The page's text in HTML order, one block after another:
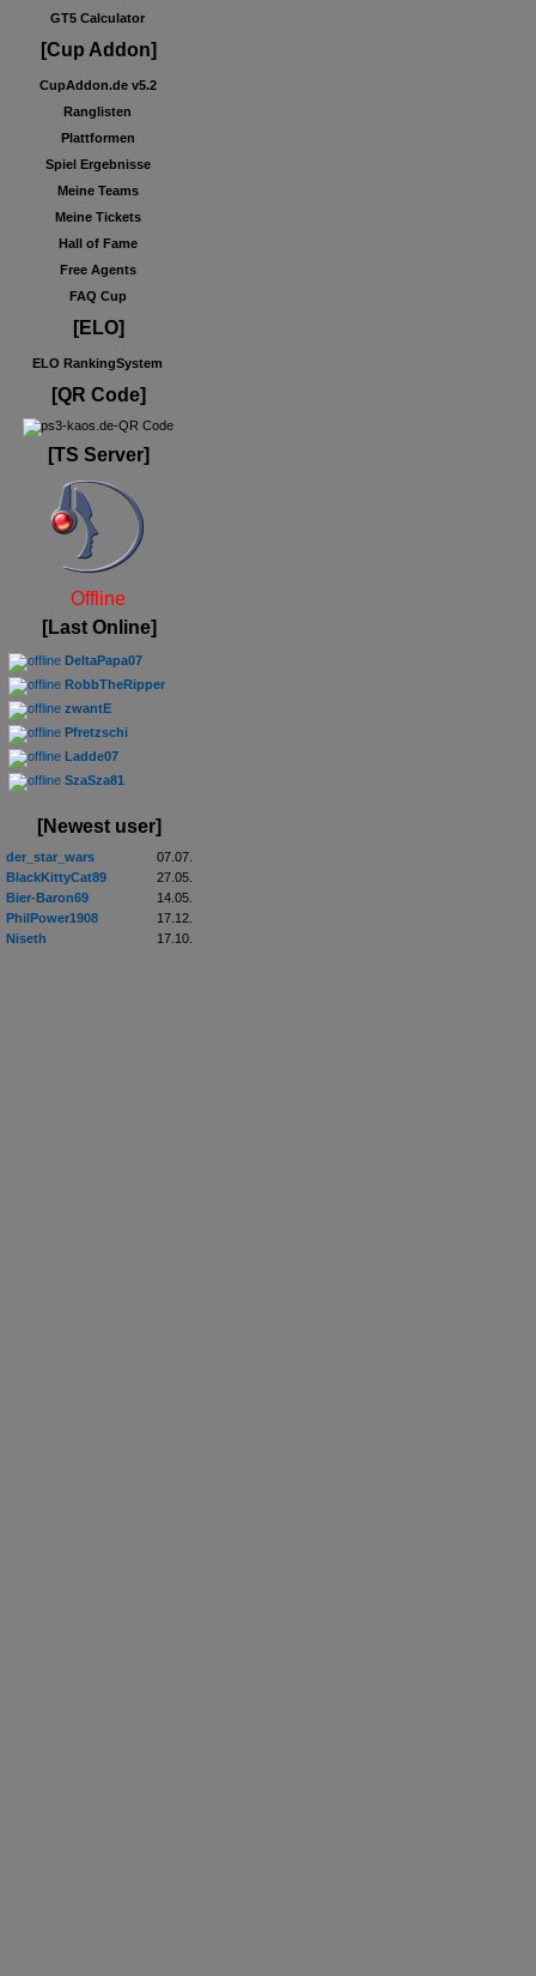
GT5 Calculator
[Cup Addon]
CupAddon.de v5.2
Ranglisten
Plattformen
Spiel Ergebnisse
Meine Teams
Meine Tickets
Hall of Fame
Free Agents
FAQ Cup
[ELO]
ELO RankingSystem
[QR Code]
[TS Server]
Offline
[Last Online]
DeltaPapa07
RobbTheRipper
zwantE
Pfretzschi
Ladde07
SzaSza81
[Newest user]
der_star_wars
07.07.
BlackKittyCat89
27.05.
Bier-Baron69
14.05.
PhilPower1908
17.12.
Niseth
17.10.